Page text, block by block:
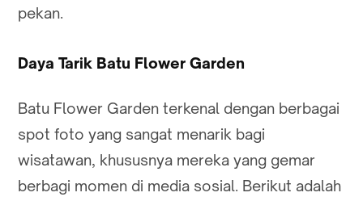
pekan.
Daya Tarik Batu Flower Garden
Batu Flower Garden terkenal dengan berbagai
spot foto yang sangat menarik bagi
wisatawan, khususnya mereka yang gemar
berbagi momen di media sosial. Berikut adalah